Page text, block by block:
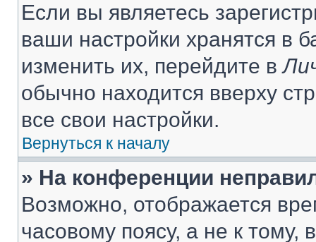
Если вы являетесь
ваши настройки хранятся в
изменить их, перейдите в
обычно находится вверху
все свои настройки.
Вернуться к началу
» На конференции
Возможно, отображается
часовому поясу, а не к тому,